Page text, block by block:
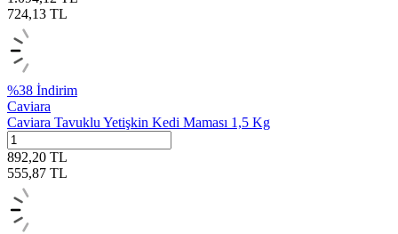
724,13 TL
%38 İndirim
Caviara
Caviara Tavuklu Yetişkin Kedi Maması 1,5 Kg
892,20 TL
555,87 TL